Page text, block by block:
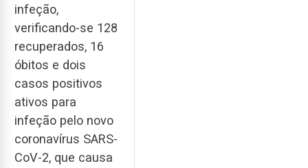
infeção,
verificando-se 128
recuperados, 16
óbitos e dois
casos positivos
ativos para
infeção pelo novo
coronavírus SARS-
CoV-2, que causa